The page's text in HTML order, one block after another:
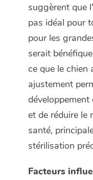
suggèrent que
pas idéal pour
pour les
serait
ce que le chien
ajustement
et de réduire le
santé,
stérilisation
Facteurs